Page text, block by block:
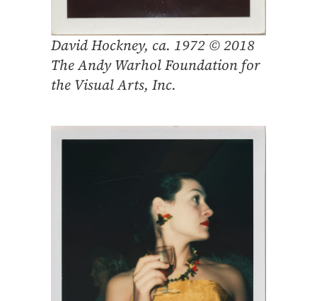
David Hockney, ca. 1972 © 2018
The Andy Warhol Foundation for
the Visual Arts, Inc.